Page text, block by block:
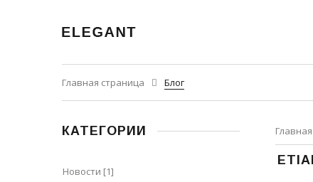
Главная страница Блог
Главная
КАТЕГОРИИ
Новости [1]